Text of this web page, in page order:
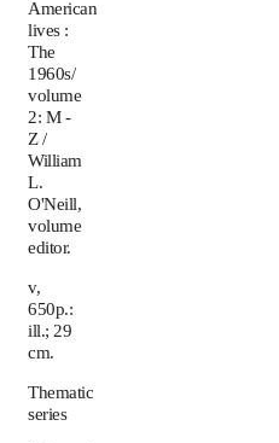
American
lives :
The
1960s/
volume
2: M -
Z /
William
L.
O'Neill,
volume
editor.
v,
650p.:
ill.; 29
cm.
Thematic
series